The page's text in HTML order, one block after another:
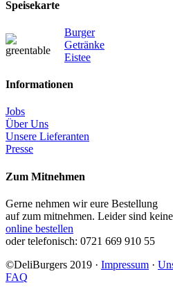
Speisekarte
Burger
Getränke
Eistee
Informationen
Jobs
Über Uns
Unsere Lieferanten
Presse
Zum Mitnehmen
Gerne nehmen wir eure Bestellung
auf zum mitnehmen. Leider sind
online bestellen
oder telefonisch: 0721 669 910 55
©DeliBurgers 2019 · Impressum ·
FAQ